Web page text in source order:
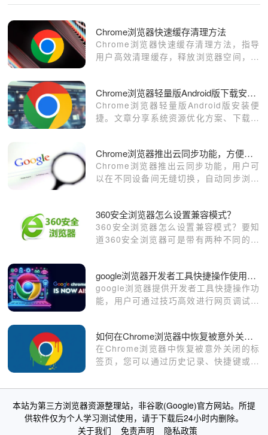
Chrome浏览器快速缓存清理方法
Chrome浏览器快速缓存清理方法，指导
用户高效清理缓存，释放浏览器空间，提
Chrome浏览器轻量版Android版下载安装与系统资源优化方案
Chrome浏览器轻量版Android版安装便
捷。文章分享系统资源优化方案、下载安
Chrome浏览器推出云同步功能，方便跨设备使用
Chrome浏览器推出云同步功能，用户可
以在不同设备间无缝切换，自动同步浏览
360安全浏览器怎么设置兼容模式？
360安全浏览器怎么设置兼容模式？要知
道360安全浏览器可是带有两种不同的网
google浏览器开发者工具快捷操作使用技巧实操教程
google浏览器提供开发者工具快捷操作功
能，用户可通过技巧高效进行网页调试和
如何在Chrome浏览器中恢复被意外关闭的标签页
在Chrome浏览器中恢复被意外关闭的标
签页，您可以通过历史记录、快捷键或浏
的工作或娱乐内容，避免丢失重要信息。
本站为第三方浏览器资源整理站，非谷歌(Google)官方网站。所提
供软件仅为个人学习测试使用，请于下载后24小时内删除。
关于我们
免责声明 隐私政策